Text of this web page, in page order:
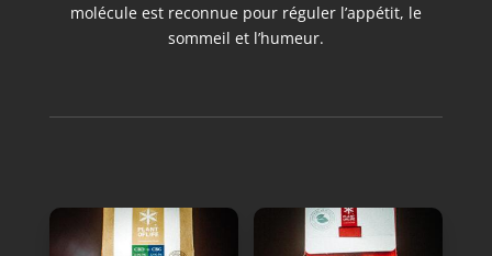
molécule est reconnue pour réguler l’appétit, le
sommeil et l’humeur.